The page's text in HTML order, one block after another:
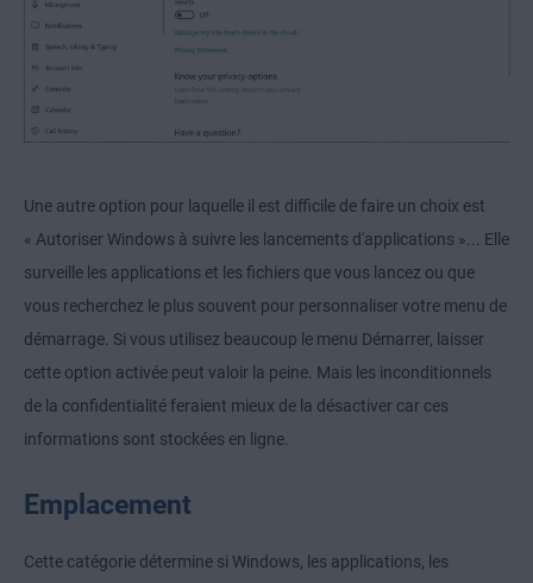
Une autre option pour laquelle il est difficile de faire un choix est
« Autoriser Windows à suivre les lancements d'applications »... Elle
surveille les applications et les fichiers que vous lancez ou que
vous recherchez le plus souvent pour personnaliser votre menu de
démarrage. Si vous utilisez beaucoup le menu Démarrer, laisser
cette option activée peut valoir la peine. Mais les inconditionnels
de la confidentialité feraient mieux de la désactiver car ces
informations sont stockées en ligne.
Emplacement
Cette catégorie détermine si Windows, les applications, les